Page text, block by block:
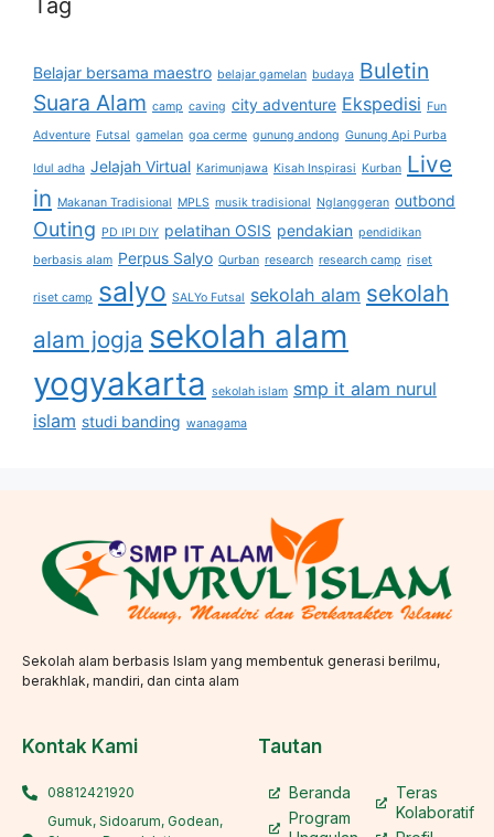
Belajar bersama maestro belajar gamelan budaya Buletin
Suara Alam camp caving city adventure Ekspedisi Fun
Adventure Futsal gamelan goa cerme gunung andong Gunung Api Purba
Idul adha Jelajah Virtual Karimunjawa Kisah Inspirasi Kurban Live
in Makanan Tradisional MPLS musik tradisional Nglanggeran outbond
Outing PD IPI DIY pelatihan OSIS pendakian pendidikan
berbasis alam Perpus Salyo Qurban research research camp riset
riset camp salyo SALYo Futsal sekolah alam sekolah
alam jogja sekolah alam
yogyakarta sekolah islam smp it alam nurul
islam studi banding wanagama
Sekolah alam berbasis Islam yang membentuk generasi berilmu,
berakhlak, mandiri, dan cinta alam
Kontak Kami
08812421920
Gumuk, Sidoarum, Godean,
Tautan
Beranda
Program
Teras
Kolaboratif